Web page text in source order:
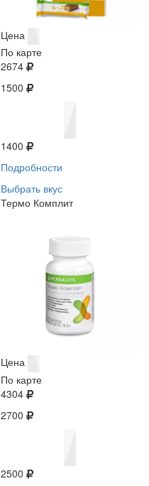
Цена
По карте
2674
1500
1400
Подробности
Выбрать вкус
Термо Комплит
Цена
По карте
4304
2700
2500